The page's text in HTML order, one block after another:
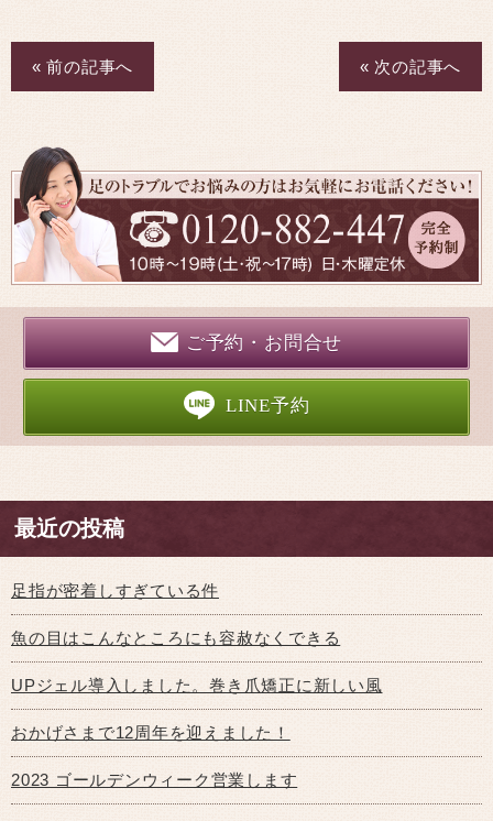
« 前の記事へ « 次の記事へ
ご予約・お問合せ
LINE予約
最近の投稿
足指が密着しすぎている件
魚の目はこんなところにも容赦なくできる
UPジェル導入しました。巻き爪矯正に新しい風
おかげさまで12周年を迎えました！
2023 ゴールデンウィーク営業します